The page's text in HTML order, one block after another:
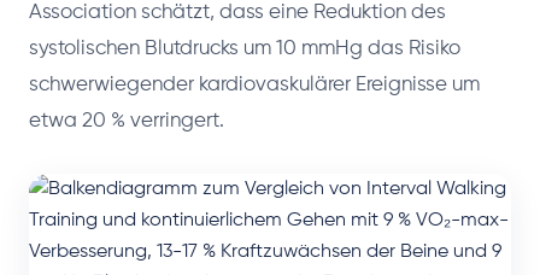
Association schätzt, dass eine Reduktion des
systolischen Blutdrucks um 10 mmHg das Risiko
schwerwiegender kardiovaskulärer Ereignisse um
etwa 20 % verringert.